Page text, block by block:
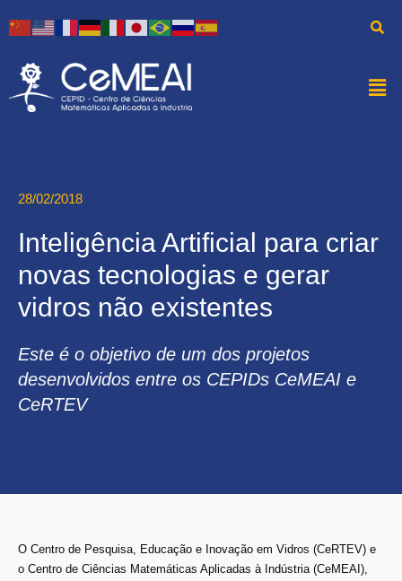
28/02/2018
Inteligência Artificial para criar
novas tecnologias e gerar
vidros não existentes
Este é o objetivo de um dos projetos
desenvolvidos entre os CEPIDs CeMEAI e
CeRTEV
O Centro de Pesquisa, Educação e Inovação em Vidros (CeRTEV) e
o Centro de Ciências Matemáticas Aplicadas à Indústria (CeMEAI),